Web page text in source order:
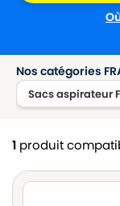
Nos catégories
Sacs aspirateur
1 produit